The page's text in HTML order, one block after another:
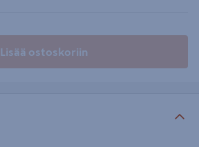
Lisää ostoskoriin